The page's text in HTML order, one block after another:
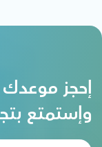
إحجز موعدك
وإستمتع